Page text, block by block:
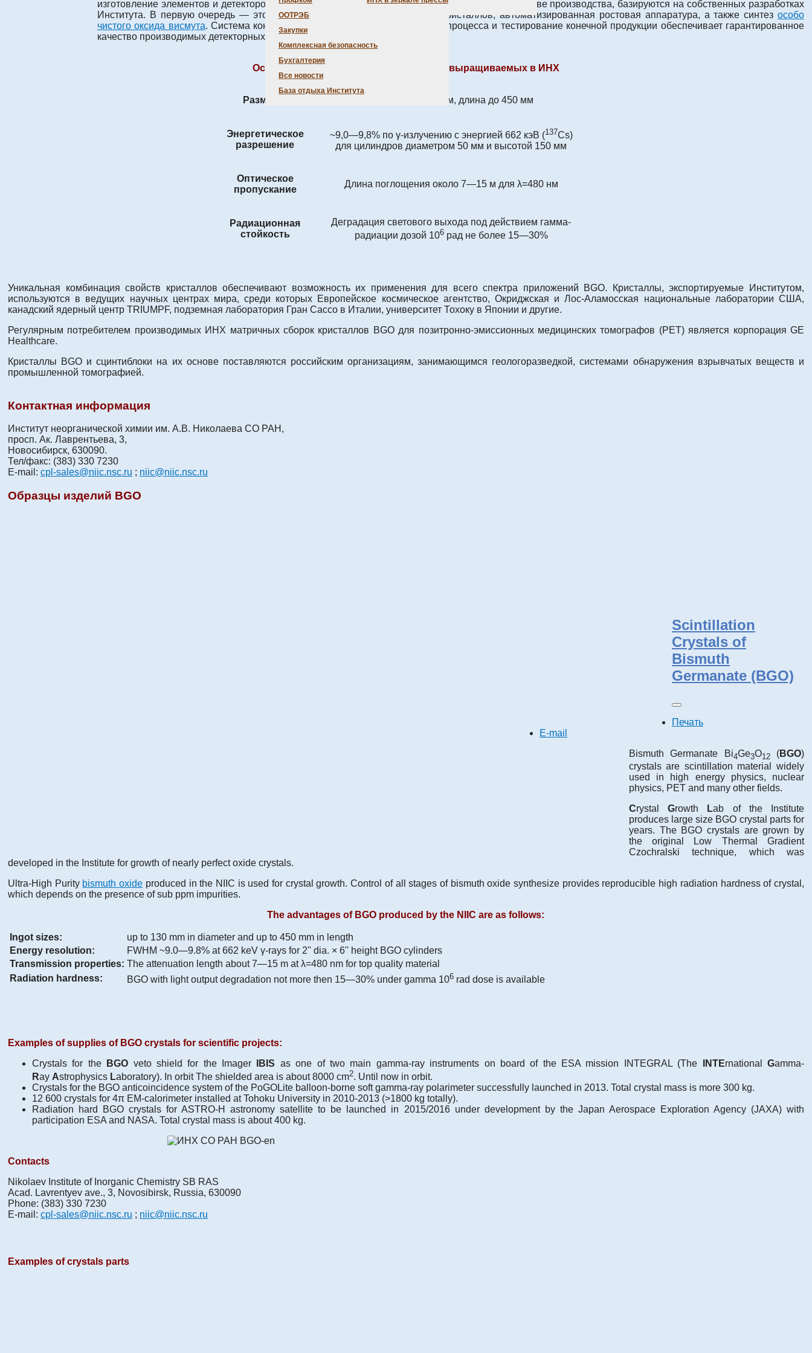
ООТРЭБ
Закупки
Комплексная безопасность
Бухгалтерия
Все новости
База отдыха Института
изготовление элементов и детекторов и их тестирование. Основные процессы, лежащие в основе производства, базируются на собственных разработках
Института. В первую очередь — это низкоградиентная технология роста кристаллов, автоматизированная ростовая аппаратура, а также синтез особо
чистого оксида висмута. Система контроля всех стадий производственного процесса и тестирование конечной продукции обеспечивает гарантированное
качество производимых детекторных элементов.
Основные параметры кристаллов BGO, выращиваемых в ИНХ
Размеры диаметр до 130 мм, длина до 450 мм
Энергетическое
разрешение
~9,0—9,8% по γ-излучению с энергией 662 кэВ (137Cs)
для цилиндров диаметром 50 мм и высотой 150 мм
Оптическое
пропускание
Длина поглощения около 7—15 м для λ=480 нм
Радиационная
стойкость
Деградация светового выхода под действием гамма-
радиации дозой 106рад не более 15—30%
Уникальная комбинация свойств кристаллов обеспечивают возможность их применения для всего спектра приложений BGO. Кристаллы, экспортируемые Институтом,
используются в ведущих научных центрах мира, среди которых Европейское космическое агентство, Окриджская и Лос-Аламосская национальные лаборатории США,
канадский ядерный центр TRIUMPF, подземная лаборатория Гран Cacco в Италии, университет Тохоку в Японии и другие.
Регулярным потребителем производимых ИНХ матричных сборок кристаллов BGO для позитронно-эмиссионных медицинских томографов (PET) является корпорация GE
Healthcare.
Кристаллы BGO и сцинтиблоки на их основе поставляются российским организациям, занимающимся геологоразведкой, системами обнаружения взрывчатых веществ и
промышленной томографией.
Контактная информация
Институт неорганической химии им. А.В. Николаева СО РАН,
просп. Ак. Лаврентьева, 3,
Новосибирск, 630090.
Тел/факс: (383) 330 7230
E-mail: cpl-sales@niic.nsc.ru ; niic@niic.nsc.ru
Образцы изделий BGO
Scintillation
Crystals of
Bismuth
Germanate (BGO)
Печать
E-mail
Bismuth Germanate Bi4Ge3O12(BGO)
crystals are scintillation material widely
used in high energy physics, nuclear
physics, PET and many other fields.
CrystalGrowth Lab of the Institute
produces large size BGO crystal parts for
years. The BGO crystals are grown by
the original Low Thermal Gradient
Czochralski technique, which was
developed in the Institute for growth of nearly perfect oxide crystals.
Ultra-High Purity bismuth oxide produced in the NIIC is used for crystal growth. Control of all stages of bismuth oxide synthesize provides reproducible high radiation hardness of crystal,
which depends on the presence of sub ppm impurities.
The advantages of BGO produced by the NIIC are as follows:
Ingot sizes:
up to 130 mm in diameter and up to 450 mm in length
Energy resolution:
FWHM ~9.0—9.8% at 662 keV γ-rays for 2'' dia. × 6'' height BGO cylinders
Transmission properties: The attenuation length about 7—15 m at λ=480 nm for top quality material
Radiation hardness:
BGO with light output degradation not more then 15—30% under gamma 106 rad dose is available
Examples of supplies of BGO crystals for scientific projects:
Crystals for the
BGO veto shield for the Imager IBIS as one of two main gamma-ray instruments on board of the ESA mission INTEGRAL (The INTErnationalGamma-
Ray Astrophysics Laboratory). In orbit The shielded area is about 8000 cm2. Until now in orbit.
Crystals for the BGO anticoincidence system of the PoGOLite balloon-borne soft gamma-ray polarimeter successfully launched in 2013. Total crystal mass is more 300 kg.
12 600 crystals for 4π EM-calorimeter installed at Tohoku University in 2010-2013 (>1800 kg totally).
Radiation hard BGO crystals for ASTRO-H astronomy satellite to be launched in 2015/2016 under development by the Japan Aerospace Exploration Agency (JAXA) with
participation ESA and NASA. Total crystal mass is about 400 kg.
Contacts
Nikolaev Institute of Inorganic Chemistry SB RAS
Acad. Lavrentyev ave., 3, Novosibirsk, Russia, 630090
Phone: (383) 330 7230
E-mail: cpl-sales@niic.nsc.ru ; niic@niic.nsc.ru
Examples of crystals parts